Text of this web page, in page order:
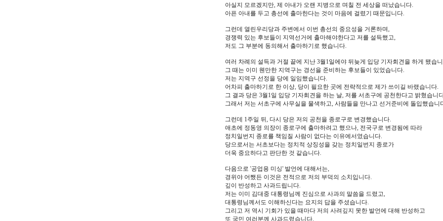
아실지 모르겠지만, 제 아내가 오랜 지병으로 며칠 전 세상을 떠났습니다.
아픈 아내를 두고 총선에 출마한다는 것이 마음에 걸렸기 때문입니다.
그런데 열린우리당과 주변에서 이번 총선의 중요성을 거론하며,
경쟁력 있는 후보들이 지역선거에 출마해야한다고 저를 설득했고,
저도 그 부분에 동의해서 출마하기로 했습니다.
여러 차례의 설득과 거절 끝에 지난 3월1일에야 뒤늦게 입당 기자회견을 하게 됐습
그 때는 이미 웬만한 지역구는 경선을 준비하는 후보들이 있었습니다.
저는 지역구 선정을 당에 일임했습니다.
어차피 출마하기로 한 이상, 당이 필요한 곳에 전략적으로 제가 쓰이길 바랬습니다.
그 결과 당은 3월1일 입당 기자회견을 하는 날, 저를 서초구에 공천한다고 밝혔습니
그래서 저는 서초구에 사무실을 물색하고, 사람들을 만나고 선거준비에 돌입했습니
그런데 1주일 뒤, 다시 당은 저의 공천을 종로구로 변경했습니다.
애초에 정동영 의장이 종로구에 출마하려고 했으나, 전국구로 변경됨에 따라
정치일번지 종로를 책임질 사람이 없다는 이유에서였습니다.
당으로서는 서초보다는 정치적 상징성을 갖는 정치일번지 종로가
더욱 중요하다고 판단한 것 같습니다.
다음으로 '공업용 미싱' 발언에 대해서는,
경위야 어쨌든 이것은 전적으로 저의 부덕의 소치입니다.
깊이 반성하고 사과드립니다.
저는 이미 김대중 대통령님께 진심으로 사과의 말씀을 드렸고,
대통령님께서도 이해하신다는 요지의 답을 주셨습니다.
그리고 저 역시 기회가 있을 때마다 저의 사려깊지 못한 발언에 대해 반성하고
또 국민 여러분께 사과드렸습니다.